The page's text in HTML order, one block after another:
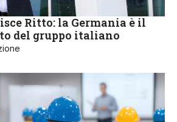
Ritto: la Germania è il
del gruppo italiano